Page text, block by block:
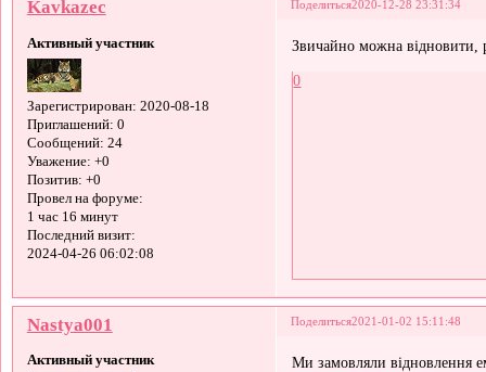
Поделиться2020-12-28 23:31:34
Kavkazec
Активный участник
Зарегистрирован: 2020-08-18
Приглашений: 0
Сообщений: 24
Уважение: +0
Позитив: +0
Провел на форуме:
1 час 16 минут
Последний визит:
2024-04-26 06:02:08
Звичайно можна відновити,
0
Поделиться2021-01-02 15:11:48
Nastya001
Активный участник
Ми замовляли відновлення